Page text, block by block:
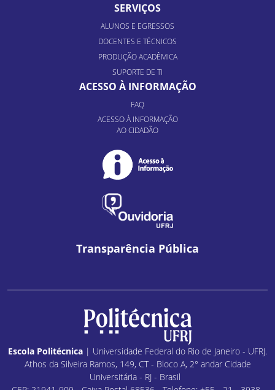
SERVIÇOS
ALUNOS E EGRESSOS
DOCENTES E TÉCNICOS
PRODUÇÃO ACADÊMICA
SUPORTE DE TI
ACESSO À INFORMAÇÃO
FAQ
ACESSO À INFORMAÇÃO
AO CIDADÃO
Transparência Pública
Escola Politécnica | Universidade Federal do Rio de Janeiro - UFRJ.
Athos da Silveira Ramos, 149, CT - Bloco A, 2° andar Cidade
Universitária - RJ - Brasil